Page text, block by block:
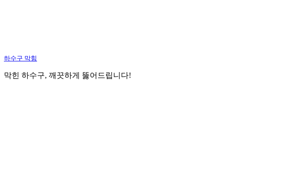
하수구 막힘
막힌 하수구, 깨끗하게 뚫어드립니다!